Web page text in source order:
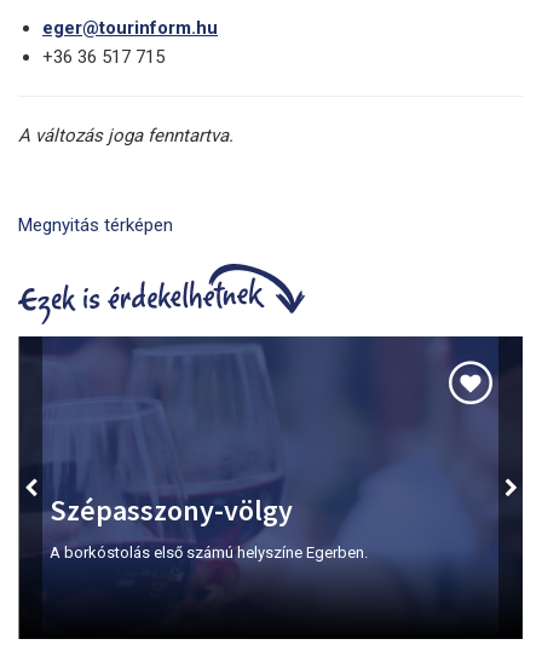
eger@tourinform.hu
+36 36 517 715
A változás joga fenntartva.
Megnyitás térképen
Szépasszony-völgy
A borkóstolás első számú helyszíne Egerben.